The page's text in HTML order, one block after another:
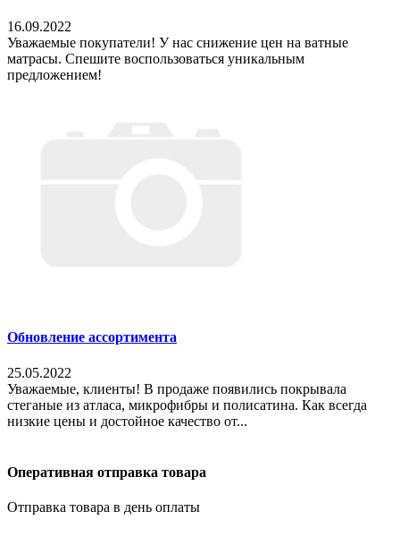
16.09.2022
Уважаемые покупатели! У нас снижение цен на ватные
матрасы. Спешите воспользоваться уникальным
предложением!
Обновление ассортимента
25.05.2022
Уважаемые, клиенты! В продаже появились покрывала
стеганые из атласа, микрофибры и полисатина. Как всегда
низкие цены и достойное качество от...
Оперативная отправка товара
Отправка товара в день оплаты